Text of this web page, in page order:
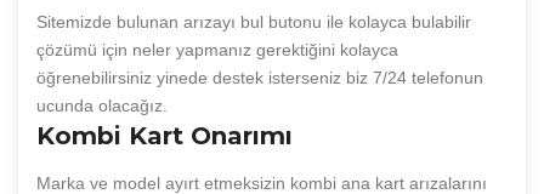
Sitemizde bulunan arızayı bul butonu ile kolayca bulabilir
çözümü için neler yapmanız gerektiğini kolayca
öğrenebilirsiniz yinede destek isterseniz biz 7/24 telefonun
ucunda olacağız.
Kombi Kart Onarımı
Marka ve model ayırt etmeksizin kombi ana kart arızalarını